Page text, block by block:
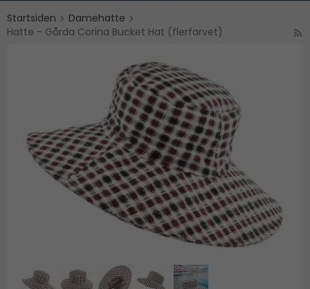
Startsiden
Damehatte
Hatte - Gårda Corina Bucket Hat (flerfarvet)